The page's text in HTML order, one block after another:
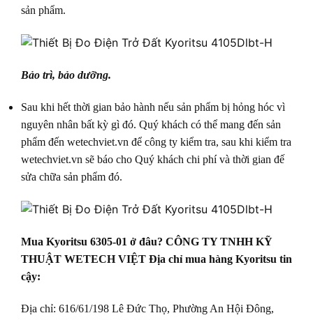
sản phẩm.
Bảo trì, bảo dưỡng.
Sau khi hết thời gian bảo hành nếu sản phẩm bị hỏng hóc vì
nguyên nhân bất kỳ gì đó. Quý khách có thể mang đến sản
phẩm đến wetechviet.vn để công ty kiểm tra, sau khi kiểm tra
wetechviet.vn sẽ báo cho Quý khách chi phí và thời gian đế
sửa chữa sản phẩm đó.
Mua Kyoritsu 6305-01 ở đâu? CÔNG TY TNHH KỸ
THUẬT WETECH VIỆT Địa chỉ mua hàng Kyoritsu tin
cậy:
Địa chỉ: 616/61/198 Lê Đức Thọ, Phường An Hội Đông,